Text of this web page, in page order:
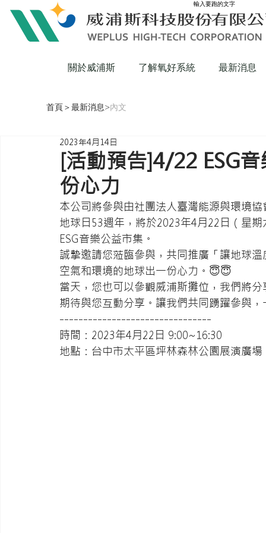
輸入要跑的文字
關於威浦斯 了解氧好系統 最新消息
首頁＞最新消息>內文
[活動預告]4/22 ESG
份心力
2023年4月14日
本公司將參與由社團法人臺灣能源與環境
地球日53週年，將於2023年4月22日（星
ESG音樂公益市集。
誠摯邀請您蒞臨參與，共同推廣「讓地球
空氣和環境的地球出一份心力。😇😇
當天，您也可以參觀威浦斯攤位，我們將
期待與您互動分享。讓我們共同踴躍參與
--------------------------------
時間：2023年4月22日 9:00~16:30
地點：台中市太平區坪林森林公園展演廣場